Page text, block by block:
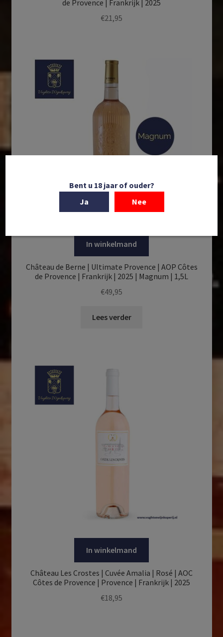
de Provence | Frankrijk | 2025
€21,95
In winkelmand
Château de Berne | Ultimate Provence | AOP Côtes
de Provence | Frankrijk | 2025 | Magnum | 1,5L
€49,95
Lees verder
In winkelmand
Château Les Crostes | Cuvée Amalia | Rosé | AOC
Côtes de Provence | Provence | Frankrijk | 2025
€18,95
Bent u 18 jaar of ouder?
Ja
Nee